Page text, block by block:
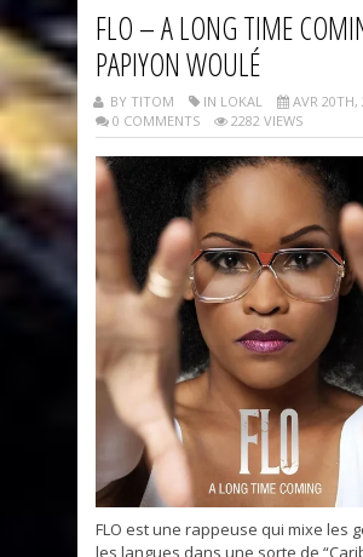
FLO – A LONG TIME
PAPIYON WOULÉ
BY TITOM IN LOKAL
AVR 20TH,
0 COMMENTS
2282 VIEWS
FLO est une rappeuse qui mixe les
les langues dans une sorte de